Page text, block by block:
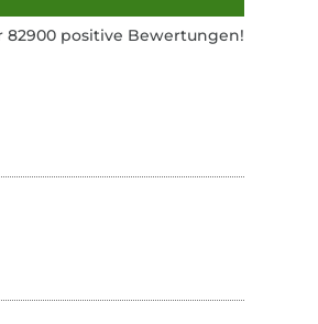
82900 positive Bewertungen!